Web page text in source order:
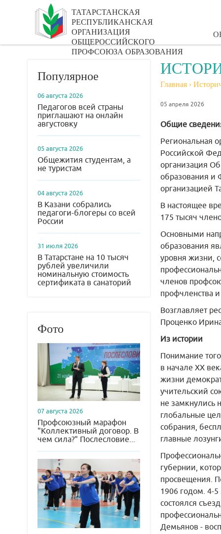
ТАТАРСТАНСКАЯ
РЕСПУБЛИКАНСКАЯ
ОРГАНИЗАЦИЯ
ОБЩЕРОССИЙСКОГО
ПРОФСОЮЗА ОБРАЗОВАНИЯ
Популярное
06 августа 2026
Педагогов всей страны
приглашают на онлайн
августовку
05 августа 2026
Общежития студентам, а
не туристам
04 августа 2026
В Казани собрались
педагоги-блогеры со всей
России
31 июля 2026
В Татарстане на 10 тысяч
рублей увеличили
номинальную стоимость
сертификата в санаторий
Фото
07 августа 2026
Профсоюзный марафон
"Коллективный договор. В
чем сила?" Послесловие...
Главная ›
05 апреля 2026
Общие
Региональная
Российской
организация
образования и
организацией
В настоящее
175 тысяч
Основными
образования
уровня жизни,
членов
профчленства
Возглавляет
Проценко
Из истории
Понимание
в начале XX
жизни
учительский
не замкнулись
глобальные
собрания,
главные
губернии,
просвещения.
1906 годом. 4-5
состоялся
Демьянов -